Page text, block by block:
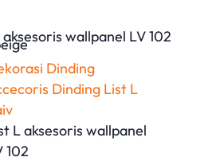
wallpanel LV 102
Dinding
Dinding List L
L aksesoris wallpanel
102